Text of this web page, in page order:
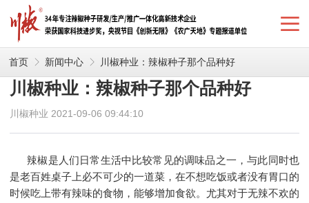
首页 新闻中心 川椒种业：辣椒种子那个品种好
川椒种业：辣椒种子那个品种好
川椒种业 2021-09-06 09:44:10
辣椒是人们日常生活中比较常见的调味品之一，与此同时也
是老百姓桌子上必不可少的一道菜，在不想吃饭或者没有胃口的
时候吃上带有辣味的食物，能够增加食欲。尤其对于无辣不欢的